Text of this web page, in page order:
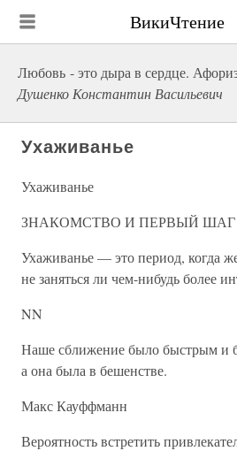
ВикиЧтение
Любовь - это дыра в сердце.
Душенко Константин Васильевич
Ухаживанье
Ухаживанье
ЗНАКОМСТВО И ПЕРВЫЙ ШАГ
Ухаживанье — это период, когда
не заняться ли чем-нибудь более
NN
Наше сближение было быстрым и
а она была в бешенстве.
Макс Кауффманн
Вероятность встретить